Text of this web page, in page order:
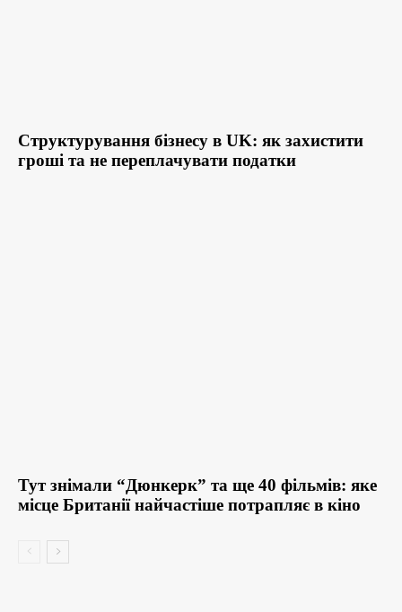
Структурування бізнесу в UK: як захистити
гроші та не переплачувати податки
Тут знімали “Дюнкерк” та ще 40 фільмів: яке
місце Британії найчастіше потрапляє в кіно